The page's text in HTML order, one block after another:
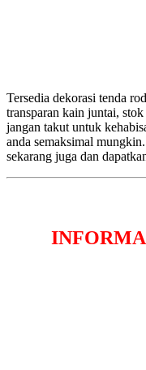
Tersedia dekorasi tenda
transparan kain juntai,
jangan takut untuk
anda semaksimal
sekarang juga dan